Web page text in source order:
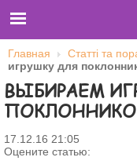
Главная
Футболки
Свитшоты
Лонгсливы
Главная Статті та
игрушку для
ВЫБИРАЕМ
17.12.16 21:05
Оцените статью: